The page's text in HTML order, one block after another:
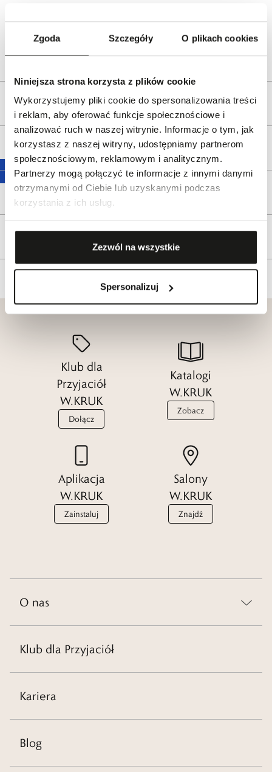
Zgoda Szczegóły O plikach cookies
Niniejsza strona korzysta z plików cookie
Wykorzystujemy pliki cookie do spersonalizowania treści
i reklam, aby oferować funkcje społecznościowe i
analizować ruch w naszej witrynie. Informacje o tym, jak
korzystasz z naszej witryny, udostępniamy partnerom
społecznościowym, reklamowym i analitycznym.
Partnerzy mogą połączyć te informacje z innymi danymi
otrzymanymi od Ciebie lub uzyskanymi podczas
korzystania z ich usług.
Zezwól na wszystkie
Spersonalizuj
ul. Pilotów 10, 31-462 Kraków
e-mail:gspr@wkruk.pl
Bezpieczeństwo:
Informacje o bezpieczeństwie
Opis produktu
Wysyłka
Reklamacje i zwroty
Klub dla
Przyjaciół
W.KRUK
Dołącz
Katalogi
W.KRUK
Zobacz
Aplikacja
W.KRUK
Zainstaluj
Salony
W.KRUK
Znajdź
O nas
Klub dla Przyjaciół
Kariera
Blog